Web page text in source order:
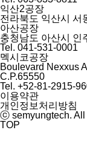
익산2공장
전라북도 익산시 서
아산공장
충청남도 아산시 인
Tel. 041-531-0001
멕시코공장
Boulevard Nexxus
C.P.65550
Tel. +52-81-2915-
이용약관
개인정보처리방침
ⓒ semyungtech. All
TOP